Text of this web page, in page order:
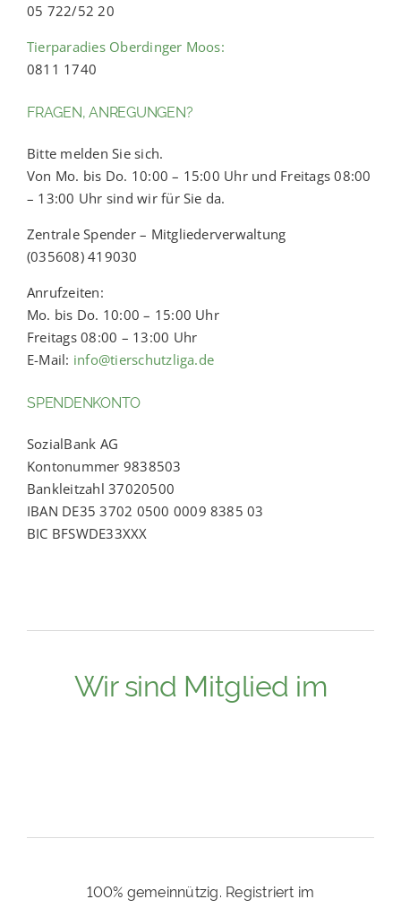
05 722/52 20
Tierparadies Oberdinger Moos:
0811 1740
FRAGEN, ANREGUNGEN?
Bitte melden Sie sich.
Von Mo. bis Do. 10:00 – 15:00 Uhr und Freitags 08:00
– 13:00 Uhr sind wir für Sie da.
Zentrale Spender – Mitgliederverwaltung
(035608) 419030
Anrufzeiten:
Mo. bis Do. 10:00 – 15:00 Uhr
Freitags 08:00 – 13:00 Uhr
E-Mail: info@tierschutzliga.de
SPENDENKONTO
SozialBank AG
Kontonummer 9838503
Bankleitzahl 37020500
IBAN DE35 3702 0500 0009 8385 03
BIC BFSWDE33XXX
Wir sind Mitglied im
100% gemeinnützig. Registriert im